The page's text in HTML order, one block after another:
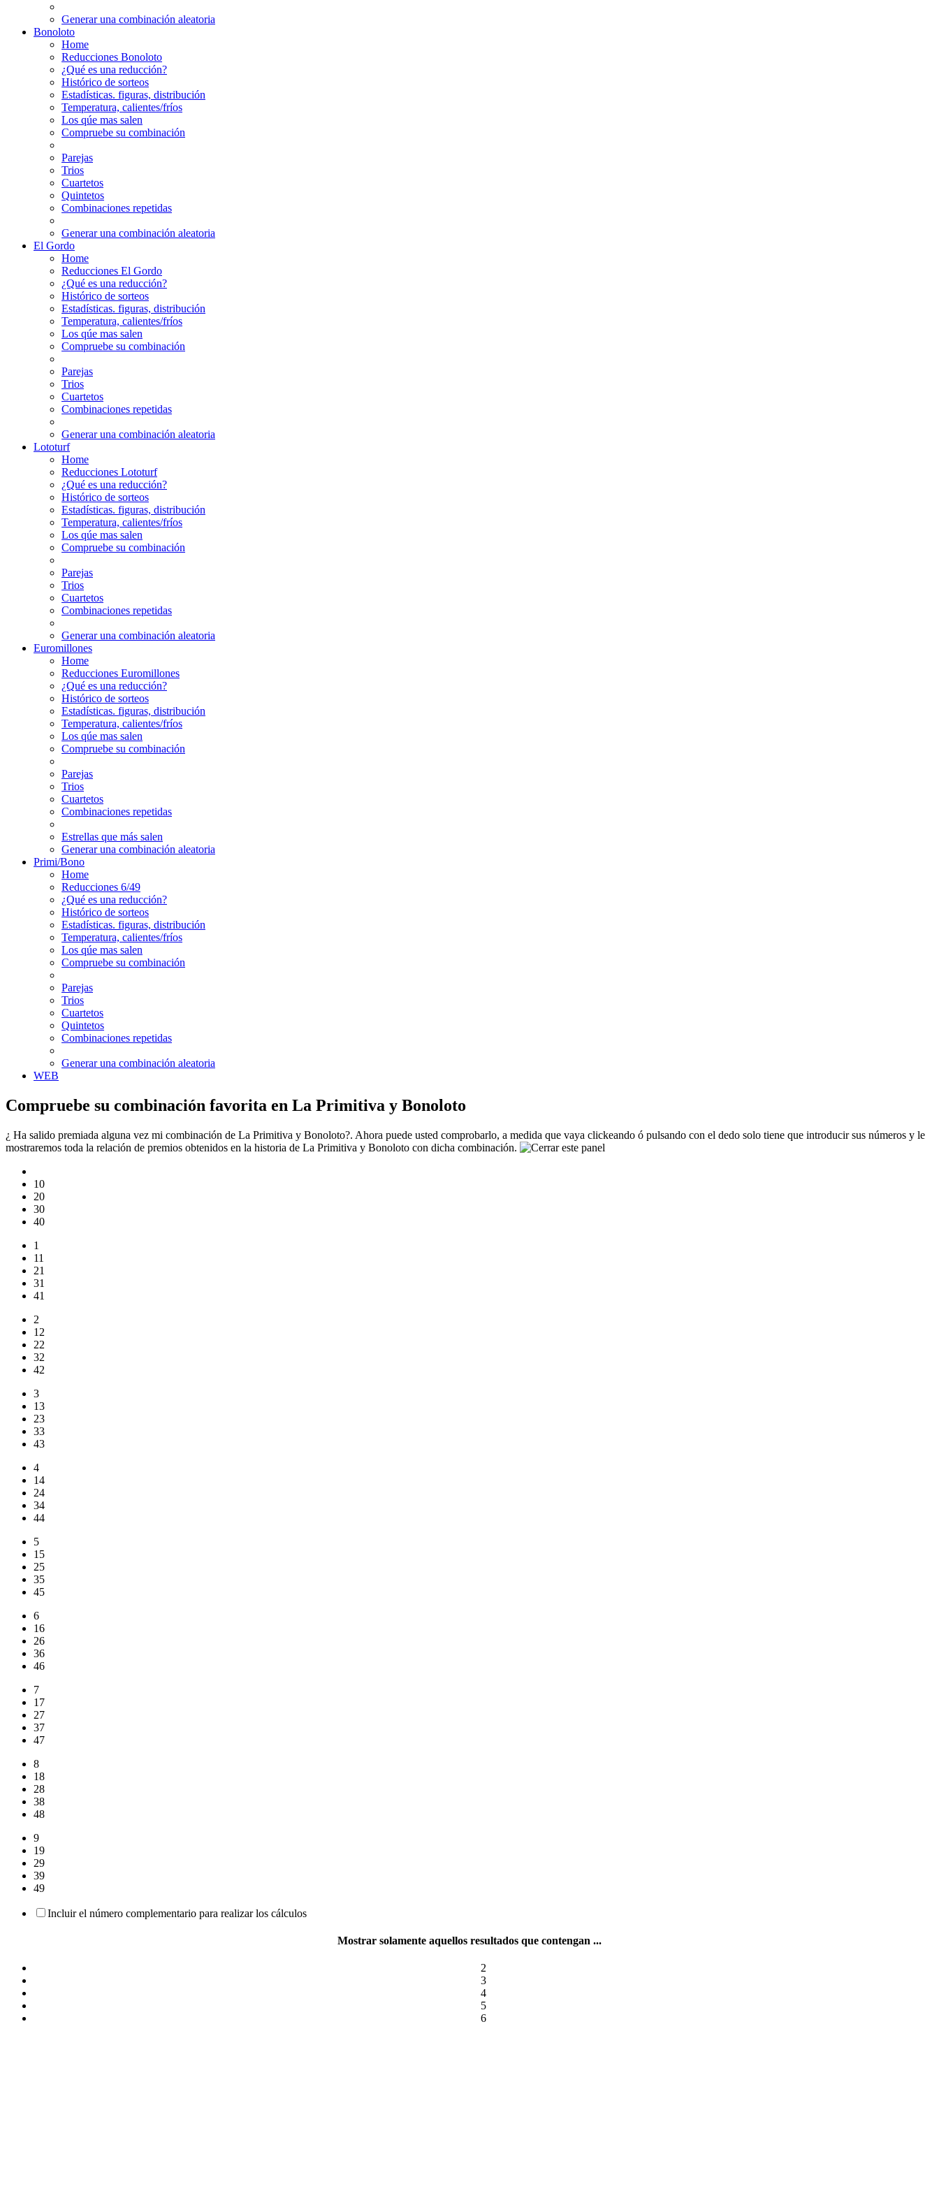
Generar una combinación aleatoria
Bonoloto
Home
Reducciones Bonoloto
¿Qué es una reducción?
Histórico de sorteos
Estadísticas. figuras, distribución
Temperatura, calientes/fríos
Los qúe mas salen
Compruebe su combinación
Parejas
Trios
Cuartetos
Quintetos
Combinaciones repetidas
Generar una combinación aleatoria
El Gordo
Home
Reducciones El Gordo
¿Qué es una reducción?
Histórico de sorteos
Estadísticas. figuras, distribución
Temperatura, calientes/fríos
Los qúe mas salen
Compruebe su combinación
Parejas
Trios
Cuartetos
Combinaciones repetidas
Generar una combinación aleatoria
Lototurf
Home
Reducciones Lototurf
¿Qué es una reducción?
Histórico de sorteos
Estadísticas. figuras, distribución
Temperatura, calientes/fríos
Los qúe mas salen
Compruebe su combinación
Parejas
Trios
Cuartetos
Combinaciones repetidas
Generar una combinación aleatoria
Euromillones
Home
Reducciones Euromillones
¿Qué es una reducción?
Histórico de sorteos
Estadísticas. figuras, distribución
Temperatura, calientes/fríos
Los qúe mas salen
Compruebe su combinación
Parejas
Trios
Cuartetos
Combinaciones repetidas
Estrellas que más salen
Generar una combinación aleatoria
Primi/Bono
Home
Reducciones 6/49
¿Qué es una reducción?
Histórico de sorteos
Estadísticas. figuras, distribución
Temperatura, calientes/fríos
Los qúe mas salen
Compruebe su combinación
Parejas
Trios
Cuartetos
Quintetos
Combinaciones repetidas
Generar una combinación aleatoria
WEB
Compruebe su combinación favorita en La Primitiva y Bonoloto
¿ Ha salido premiada alguna vez mi combinación de La Primitiva y Bonoloto?. Ahora puede usted comprobarlo, a medida que vaya clickeando ó pulsando con el dedo solo tiene que introducir sus números y le
mostraremos toda la relación de premios obtenidos en la historia de La Primitiva y Bonoloto con dicha combinación.
10
20
30
40
1
11
21
31
41
2
12
22
32
42
3
13
23
33
43
4
14
24
34
44
5
15
25
35
45
6
16
26
36
46
7
17
27
37
47
8
18
28
38
48
9
19
29
39
49
Incluir el número complementario para realizar los cálculos
Mostrar solamente aquellos resultados que contengan ...
2
3
4
5
6